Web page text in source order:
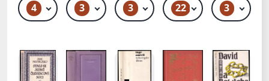
4 49 Kč 3 69 Kč – 219 Kč
3 49 Kč – 59 Kč
22 49 Kč – 69 Kč
3